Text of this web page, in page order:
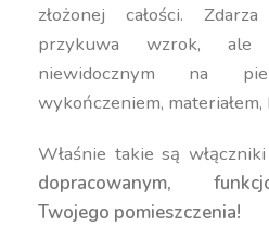
złożonej całości.
przykuwa wzrok,
niewidocznym na
wykończeniem, materiałem,
Właśnie takie są
dopracowanym,
Twojego pomieszczenia!